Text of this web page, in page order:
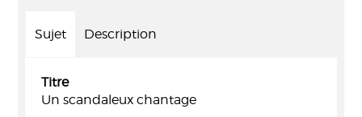
Sujet Description
Titre
Un scandaleux chantage